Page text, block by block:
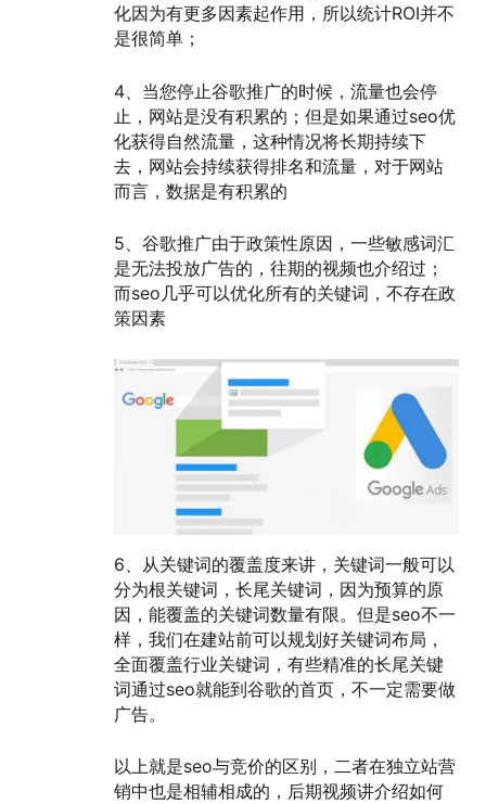
化因为有更多因素起作用，所以统计ROI并不
是很简单；
4、当您停止谷歌推广的时候，流量也会停
止，网站是没有积累的；但是如果通过seo优
化获得自然流量，这种情况将长期持续下
去，网站会持续获得排名和流量，对于网站
而言，数据是有积累的
5、谷歌推广由于政策性原因，一些敏感词汇
是无法投放广告的，往期的视频也介绍过；
而seo几乎可以优化所有的关键词，不存在政
策因素
6、从关键词的覆盖度来讲，关键词一般可以
分为根关键词，长尾关键词，因为预算的原
因，能覆盖的关键词数量有限。但是seo不一
样，我们在建站前可以规划好关键词布局，
全面覆盖行业关键词，有些精准的长尾关键
词通过seo就能到谷歌的首页，不一定需要做
广告。
以上就是seo与竞价的区别，二者在独立站营
销中也是相辅相成的，后期视频讲介绍如何